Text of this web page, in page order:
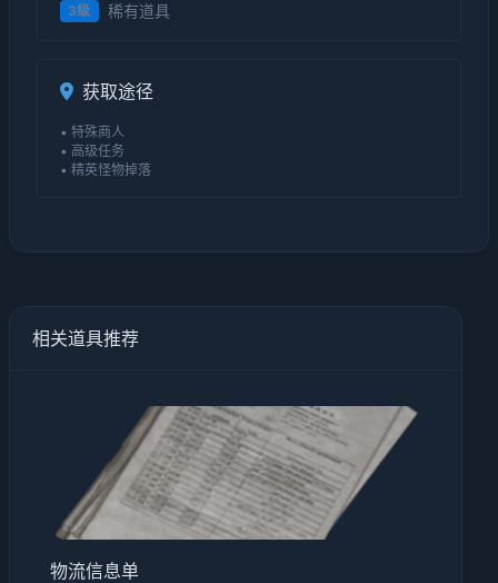
3级 稀有道具
获取途径
• 特殊商人
• 高级任务
• 精英怪物掉落
相关道具推荐
物流信息单